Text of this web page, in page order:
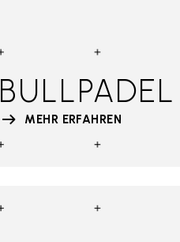
BULLPADEL
MEHR ERFAHREN